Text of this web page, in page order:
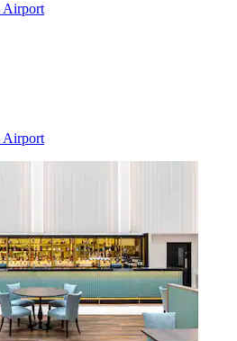
Airport
Airport